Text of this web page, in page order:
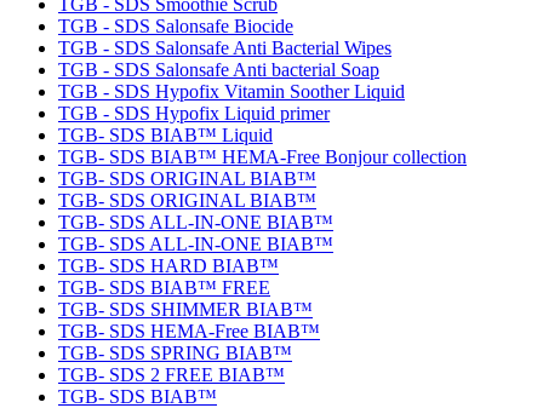
TGB - SDS Salonsafe Biocide
TGB - SDS Salonsafe Anti Bacterial Wipes
TGB - SDS Salonsafe Anti bacterial Soap
TGB - SDS Hypofix Vitamin Soother Liquid
TGB - SDS Hypofix Liquid primer
TGB- SDS BIAB™ Liquid
TGB- SDS BIAB™ HEMA-Free Bonjour collection
TGB- SDS ORIGINAL BIAB™
TGB- SDS ORIGINAL BIAB™
TGB- SDS ALL-IN-ONE BIAB™
TGB- SDS ALL-IN-ONE BIAB™
TGB- SDS HARD BIAB™
TGB- SDS BIAB™ FREE
TGB- SDS SHIMMER BIAB™
TGB- SDS HEMA-Free BIAB™
TGB- SDS SPRING BIAB™
TGB- SDS 2 FREE BIAB™
TGB- SDS BIAB™